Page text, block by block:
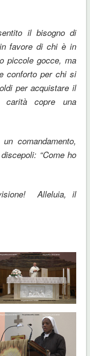
il bisogno di
favore di chi è in
piccole gocce, ma
conforto per chi si
per acquistare il
carità copre una
comandamento,
“Come ho
Alleluia, il